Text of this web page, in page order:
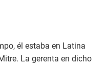
él estaba en Latina
La gerenta en dicho